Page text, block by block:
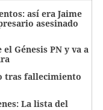
así era Jaime
asesinado
Génesis PN y va a
tras fallecimiento
La lista del